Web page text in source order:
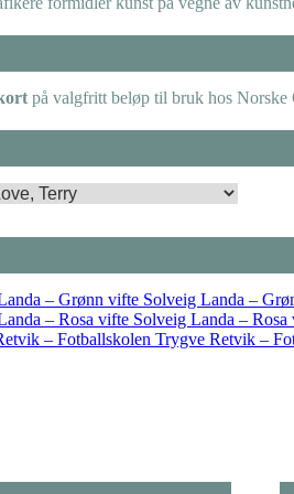
på valgfritt beløp til bruk hos Norske
Solveig Landa –
Solveig Landa – Rosa
Trygve Retvik –